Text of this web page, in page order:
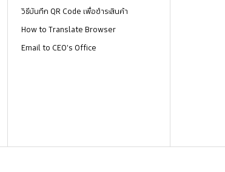
วิธีบันทึก QR Code เพื่อชำระสินค้า
How to Translate Browser
Email to CEO's Office